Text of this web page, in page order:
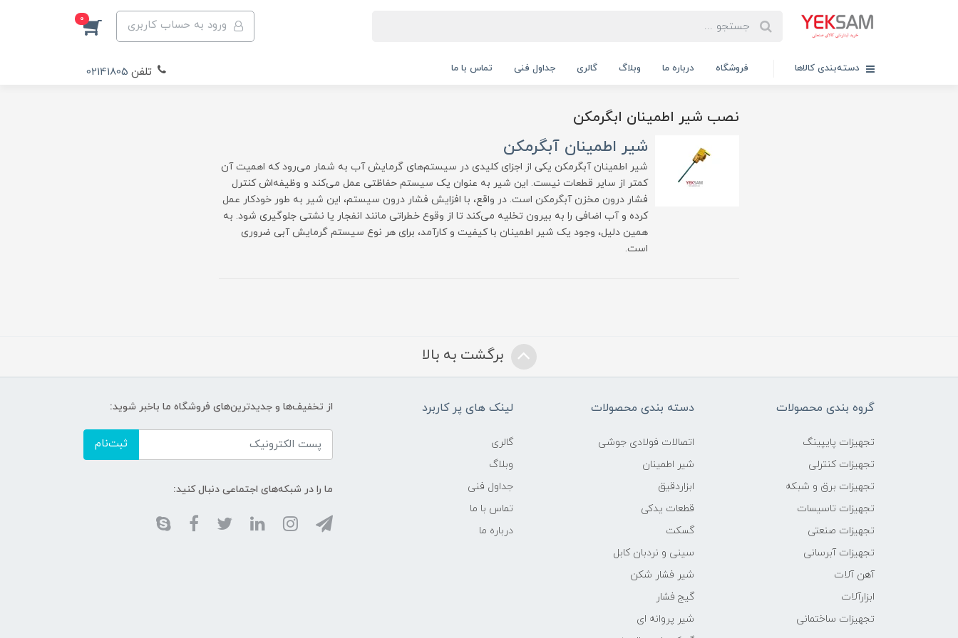
ورود به حساب کاربری 0
دسته‌بندی کالاها فروشگاه درباره ما وبلاگ گالری جداول فنی تماس با ما تلفن 02141805
نصب شیر اطمینان ابگرمکن
شیر اطمینان آبگرمکن
شیر اطمینان آبگرمکن یکی از اجزای کلیدی در سیستم‌های گرمایش آب به شمار می‌رود که اهمیت آن
کمتر از سایر قطعات نیست. این شیر به عنوان یک سیستم حفاظتی عمل می‌کند و وظیفه‌اش کنترل
فشار درون مخزن آبگرمکن است. در واقع، با افزایش فشار درون سیستم، این شیر به طور خودکار عمل
کرده و آب اضافی را به بیرون تخلیه می‌کند تا از وقوع خطراتی مانند انفجار یا نشتی جلوگیری شود. به
همین دلیل، وجود یک شیر اطمینان با کیفیت و کارآمد، برای هر نوع سیستم گرمایش آبی ضروری
است.
برگشت به بالا
گروه بندی محصولات
تجهیزات پایپینگ
تجهیزات کنترلی
تجهیزات برق و شبکه
تجهیزات تاسیسات
تجهیزات صنعتی
تجهیزات آبرسانی
آهن آلات
ابزارآلات
تجهیزات ساختمانی
دسته بندی محصولات
اتصالات فولادی جوشی
شیر اطمینان
ابزاردقیق
قطعات یدکی
گسکت
سینی و نردبان کابل
شیر فشار شکن
گیج فشار
شیر پروانه ای
لینک های پر کاربرد
گالری
وبلاگ
جداول فنی
تماس با ما
درباره ما
از تخفیف‌ها و جدیدترین‌های فروشگاه ما باخبر شوید:
ثبت‌نام
ما را در شبکه‌های اجتماعی دنبال کنید: